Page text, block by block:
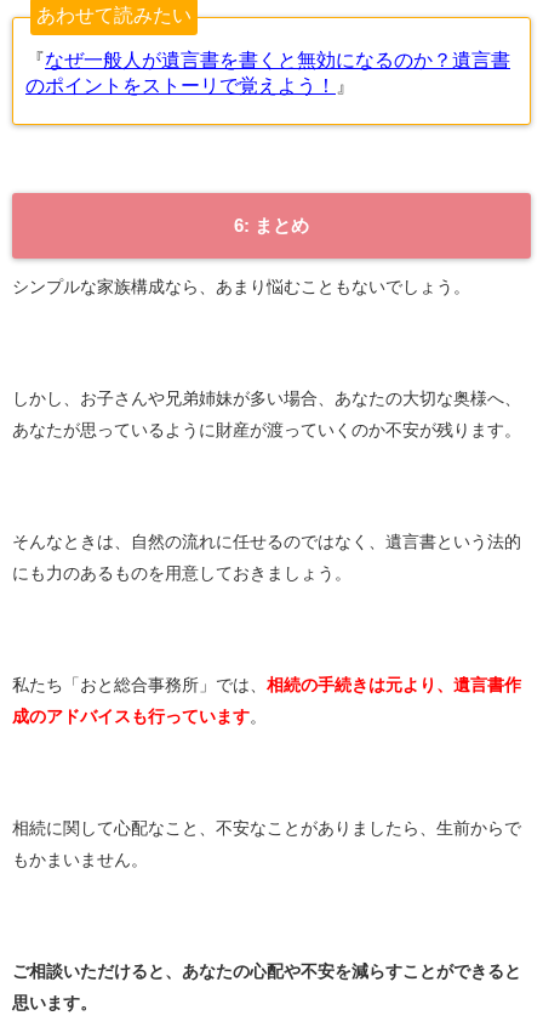
あわせて読みたい
『なぜ一般人が遺言書を書くと無効になるのか？遺言書
のポイントをストーリで覚えよう！
』
6: まとめ
シンプルな家族構成なら、あまり悩むこともないでしょう。
しかし、お子さんや兄弟姉妹が多い場合、あなたの大切な奥様へ、
あなたが思っているように財産が渡っていくのか不安が残ります。
そんなときは、自然の流れに任せるのではなく、遺言書という法的
にも力のあるものを用意しておきましょう。
私たち「おと総合事務所」では、 相続の手続きは元より、遺言書作
成のアドバイスも行っています。
相続に関して心配なこと、不安なことがありましたら、生前からで
もかまいません。
ご相談いただけると、あなたの心配や不安を減らすことができると
思います。